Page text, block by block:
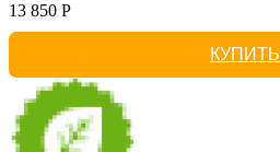
13 850 Р
КУПИТЬ